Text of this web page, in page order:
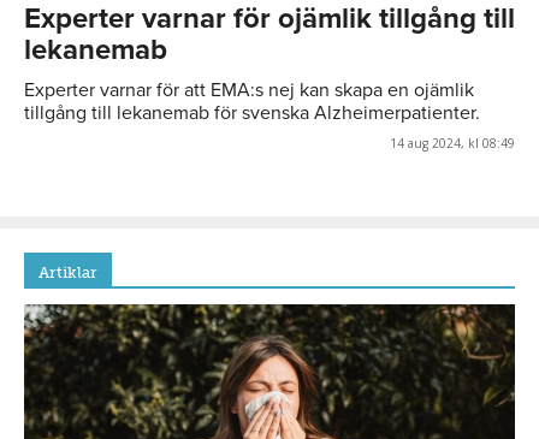
Experter varnar för ojämlik tillgång till
lekanemab
Experter varnar för att EMA:s nej kan skapa en ojämlik
tillgång till lekanemab för svenska Alzheimerpatienter.
14 aug 2024, kl 08:49
Artiklar